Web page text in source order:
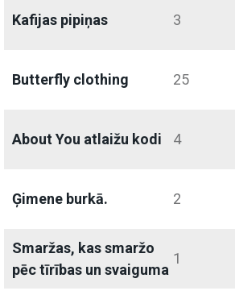
Kafijas pipiņas 3
Butterfly clothing 25
About You atlaižu kodi 4
Ģimene burkā. 2
Smaržas, kas smaržo
pēc tīrības un svaiguma
1